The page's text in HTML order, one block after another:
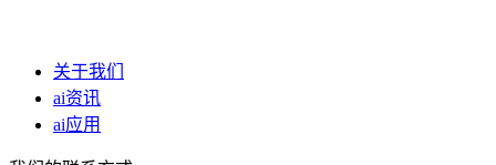
关于我们
ai资讯
ai应用